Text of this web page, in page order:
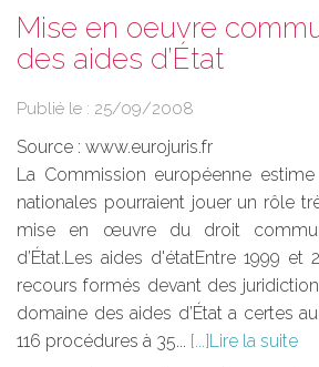
Mise en oeuvre
des aides d’État
Publié le : 25/09/2008
Source : www.eurojuris.fr
La Commission européenne
nationales pourraient jouer un rôle
mise en œuvre du droit
d’État.Les aides d'étatEntre 1999
recours formés devant des
domaine des aides d’État a certes
116 procédures à 35...
Lire la suite